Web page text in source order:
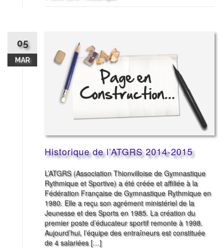
05
MAR
Historique de l’ATGRS 2014-2015
L’ATGRS (Association Thionvilloise de Gymnastique
Rythmique et Sportive) a été créée et affiliée à la
Fédération Française de Gymnastique Rythmique en
1980. Elle a reçu son agrément ministériel de la
Jeunesse et des Sports en 1985. La création du
premier poste d’éducateur sportif remonte à 1998.
Aujourd’hui, l’équipe des entraîneurs est constituée
de 4 salariées […]